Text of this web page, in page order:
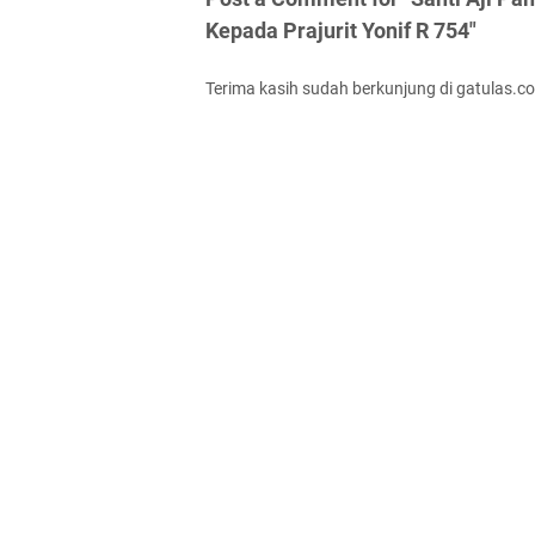
Kepada Prajurit Yonif R 754"
Terima kasih sudah berkunjung di